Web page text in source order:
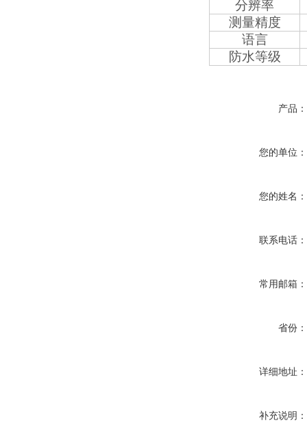
分辨率
测量精度
语言
防水等级
产品：
您的单位：
您的姓名：
联系电话：
常用邮箱：
省份：
详细地址：
补充说明：